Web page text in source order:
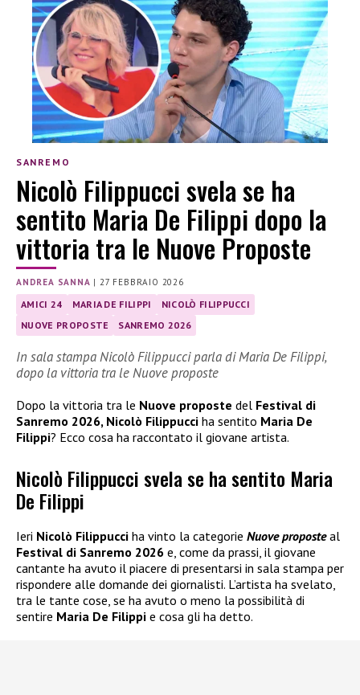
SANREMO
Nicolò Filippucci svela se ha
sentito Maria De Filippi dopo la
vittoria tra le Nuove Proposte
ANDREA SANNA | 27 FEBBRAIO 2026
AMICI 24 MARIA DE FILIPPI
NICOLÒ FILIPPUCCI
NUOVE PROPOSTE
SANREMO 2026
In sala stampa Nicolò Filippucci parla di Maria De Filippi,
dopo la vittoria tra le Nuove proposte
Dopo la vittoria tra le Nuove proposte del Festival di
Sanremo 2026, Nicolò Filippucci ha sentito Maria De
Filippi? Ecco cosa ha raccontato il giovane artista.
Nicolò Filippucci svela se ha sentito Maria
De Filippi
Ieri Nicolò Filippucci ha vinto la categorie Nuove proposteal
Festival di Sanremo 2026 e, come da prassi, il giovane
cantante ha avuto il piacere di presentarsi in sala stampa per
rispondere alle domande dei giornalisti. L’artista ha svelato,
tra le tante cose, se ha avuto o meno la possibilità di
sentire Maria De Filippi e cosa gli ha detto.